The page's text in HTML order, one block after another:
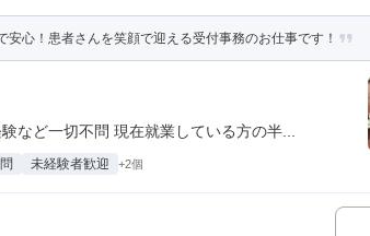
心！患者さんを笑顔で迎える受付事務のお仕事です！
など一切不問 現在就業している方の半...
未経験者歓迎 +2個